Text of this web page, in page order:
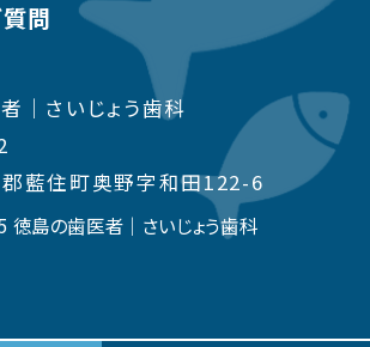
問
｜さいじょう歯科
藍住町奥野字和田122-6
島の歯医者｜さいじょう歯科